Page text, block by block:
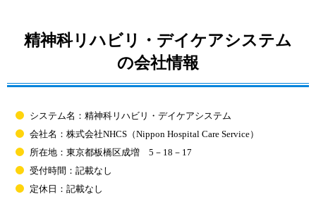
精神科リハビリ・デイケアシステム
の会社情報
システム名：精神科リハビリ・デイケアシステム
会社名：株式会社NHCS（Nippon Hospital Care Service）
所在地：東京都板橋区成増 5－18－17
受付時間：記載なし
定休日：記載なし